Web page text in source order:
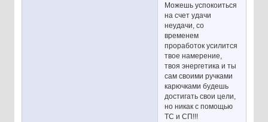
Можешь успокоиться
на счет удачи
неудачи, со
временем
проработок усилится
твое намерение,
твоя энергетика и ты
сам своими ручками
карючками будешь
достигать свои цели,
но никак с помощью
ТС и СП!!!